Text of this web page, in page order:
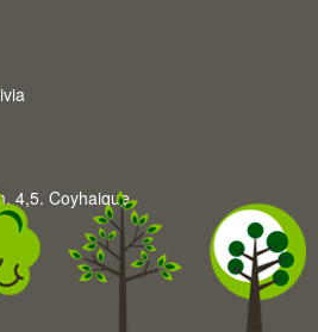
4,5. Coyhaique